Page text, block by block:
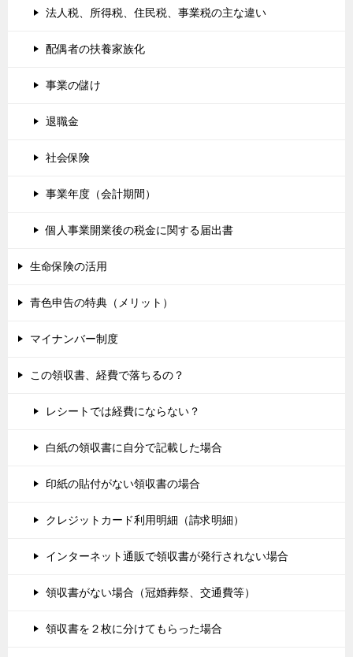
法人税、所得税、住民税、事業税の主な違い
配偶者の扶養家族化
事業の儲け
退職金
社会保険
事業年度（会計期間）
個人事業開業後の税金に関する届出書
生命保険の活用
青色申告の特典（メリット）
マイナンバー制度
この領収書、経費で落ちるの？
レシートでは経費にならない？
白紙の領収書に自分で記載した場合
印紙の貼付がない領収書の場合
クレジットカード利用明細（請求明細）
インターネット通販で領収書が発行されない場合
領収書がない場合（冠婚葬祭、交通費等）
領収書を２枚に分けてもらった場合